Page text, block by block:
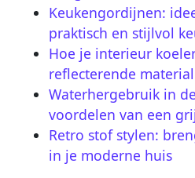
Keukengordijnen:
praktisch en stijlvol
Hoe je interieur
reflecterende
Waterhergebruik in
voordelen van een
Retro stof stylen:
in je moderne huis